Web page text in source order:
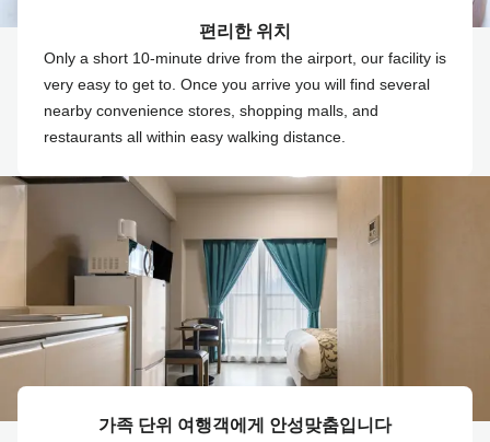
편리한 위치
Only a short 10-minute drive from the airport, our facility is
very easy to get to. Once you arrive you will find several
nearby convenience stores, shopping malls, and
restaurants all within easy walking distance.
가족 단위 여행객에게 안성맞춤입니다